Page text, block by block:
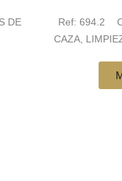
DE
Ref:694.2
CAZA,